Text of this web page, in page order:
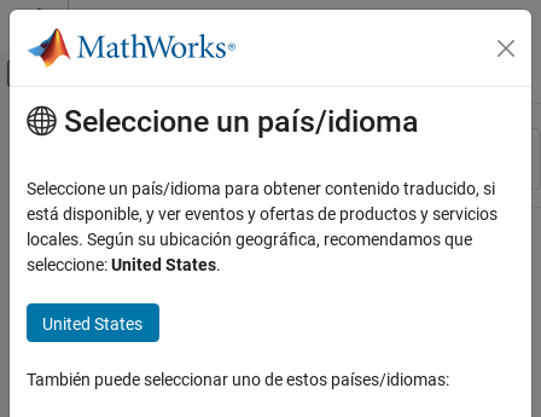
Saltar al contenido
Mostrar/ocultar menú de navegación
Recurso
Contenido principal
Seleccione un país/idioma
Seleccione un país/idioma para obtener contenido traducido, si
está disponible, y ver eventos y ofertas de productos y servicios
locales. Según su ubicación geográfica, recomendamos que
seleccione:United States.
United States
También puede seleccionar uno de estos países/idiomas: